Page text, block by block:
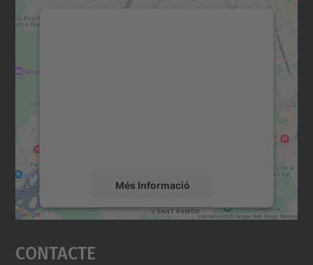
Més Informació
Accepta
powered by
Contacte